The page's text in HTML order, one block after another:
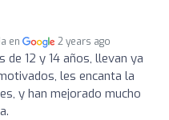
en 2 years ago
de 12 y 14 años, llevan ya
les encanta la
y han mejorado mucho